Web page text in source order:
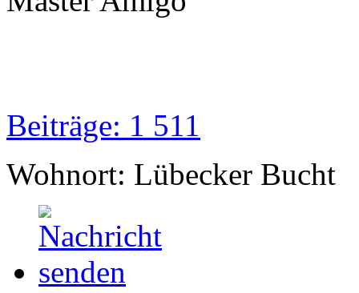
Beiträge: 1 511
Wohnort: Lübecker Bucht